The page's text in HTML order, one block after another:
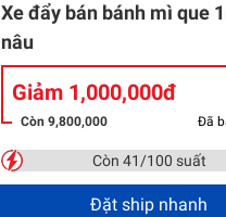
Xe đẩy bán bánh mì que
nâu
Giảm 1,000,000đ
Còn 9,800,000 Đã
Còn 41/100 suất
Đặt ship nhanh